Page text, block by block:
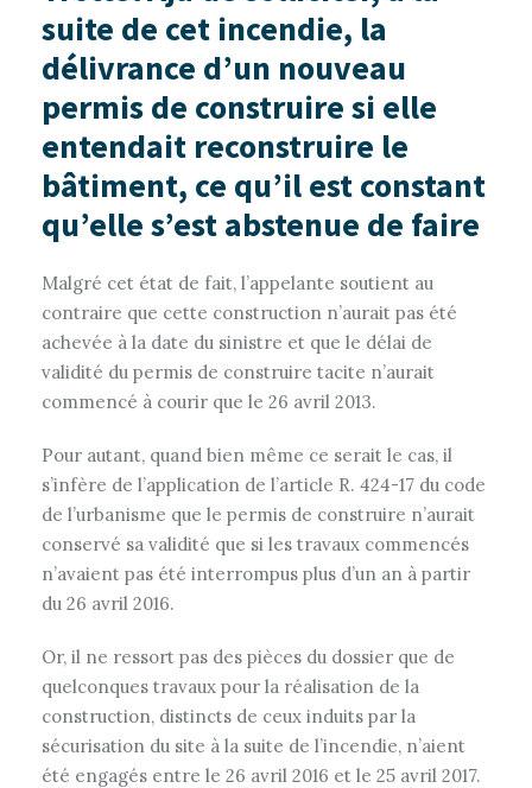
suite de cet incendie, la
délivrance d’un nouveau
permis de construire si elle
entendait reconstruire le
bâtiment, ce qu’il est constant
qu’elle s’est abstenue de faire
Malgré cet état de fait, l’appelante soutient au
contraire que cette construction n’aurait pas été
achevée à la date du sinistre et que le délai de
validité du permis de construire tacite n’aurait
commencé à courir que le 26 avril 2013.
Pour autant, quand bien même ce serait le cas, il
s’infère de l’application de l’article R. 424-17 du code
de l’urbanisme que le permis de construire n’aurait
conservé sa validité que si les travaux commencés
n’avaient pas été interrompus plus d’un an à partir
du 26 avril 2016.
Or, il ne ressort pas des pièces du dossier que de
quelconques travaux pour la réalisation de la
construction, distincts de ceux induits par la
sécurisation du site à la suite de l’incendie, n’aient
été engagés entre le 26 avril 2016 et le 25 avril 2017.